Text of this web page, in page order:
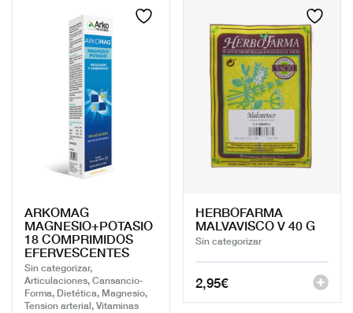
ARKOMAG
MAGNESIO+POTASIO
18 COMPRIMIDOS
EFERVESCENTES
Sin categorizar,
Articulaciones, Cansancio-
Forma, Dietética, Magnesio,
Tension arterial, Vitaminas
HERBOFARMA
MALVAVISCO V 40 G
Sin categorizar
2,95€